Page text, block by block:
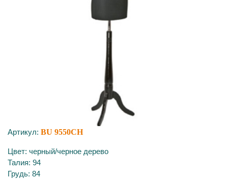
Артикул: BU 9550CH
Цвет: черный/черное дерево
Талия: 94
Грудь: 84